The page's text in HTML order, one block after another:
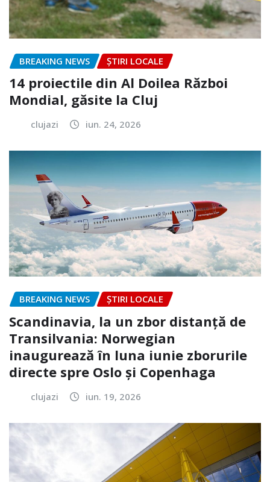
BREAKING NEWS ȘTIRI LOCALE
14 proiectile din Al Doilea Război
Mondial, găsite la Cluj
clujazi iun. 24, 2026
BREAKING NEWS ȘTIRI LOCALE
Scandinavia, la un zbor distanță de
Transilvania: Norwegian
inaugurează în luna iunie zborurile
directe spre Oslo și Copenhaga
clujazi iun. 19, 2026